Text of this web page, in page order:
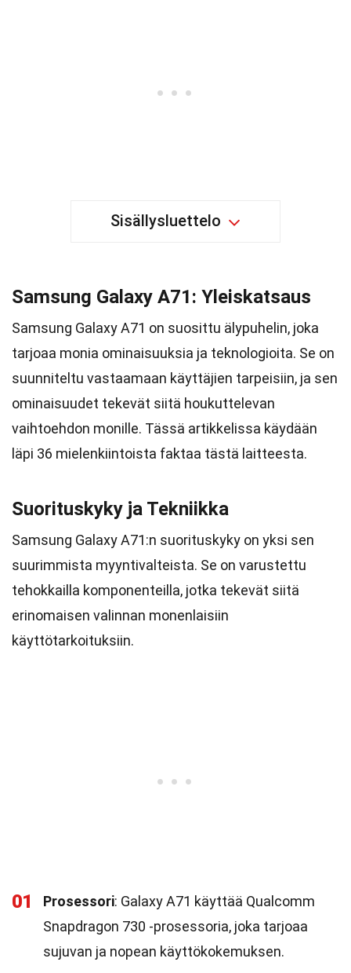
Sisällysluettelo
Samsung Galaxy A71: Yleiskatsaus
Samsung Galaxy A71 on suosittu älypuhelin, joka
tarjoaa monia ominaisuuksia ja teknologioita. Se on
suunniteltu vastaamaan käyttäjien tarpeisiin, ja sen
ominaisuudet tekevät siitä houkuttelevan
vaihtoehdon monille. Tässä artikkelissa käydään
läpi 36 mielenkiintoista faktaa tästä laitteesta.
Suorituskyky ja Tekniikka
Samsung Galaxy A71:n suorituskyky on yksi sen
suurimmista myyntivalteista. Se on varustettu
tehokkailla komponenteilla, jotka tekevät siitä
erinomaisen valinnan monenlaisiin
käyttötarkoituksiin.
01 Prosessori: Galaxy A71 käyttää Qualcomm
Snapdragon 730 -prosessoria, joka tarjoaa
sujuvan ja nopean käyttökokemuksen.